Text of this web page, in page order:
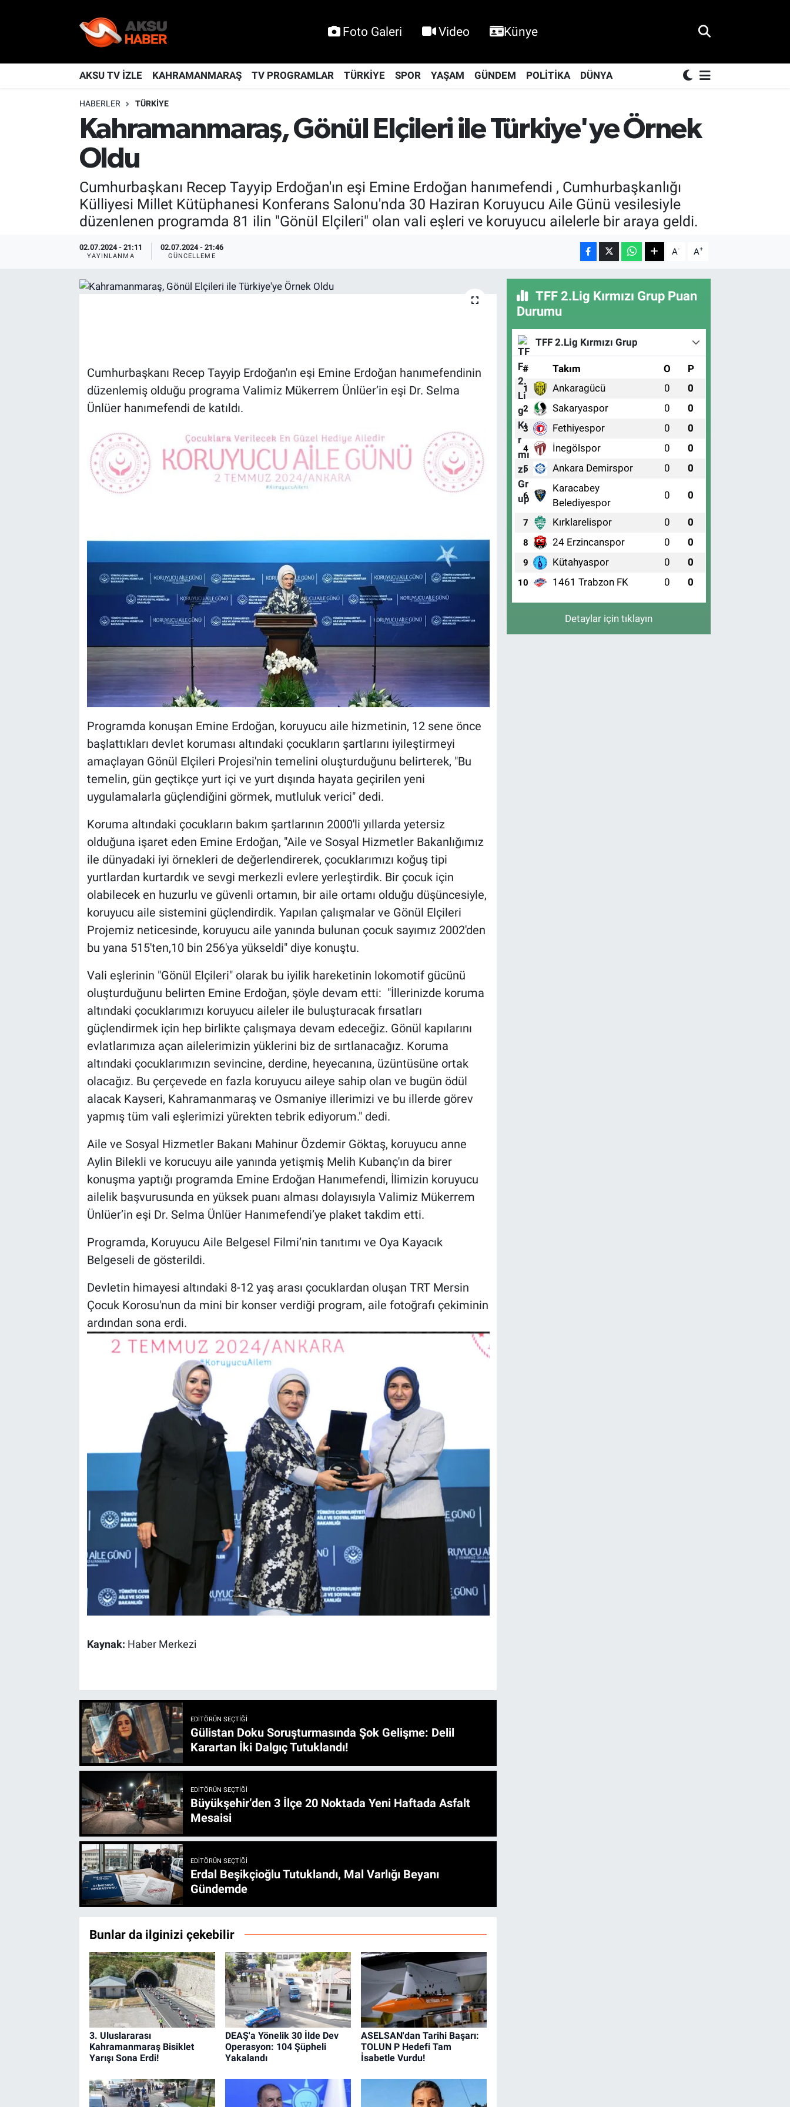
Foto Galeri Video Künye
AKSU TV İZLE KAHRAMANMARAŞ TV PROGRAMLAR TÜRKİYE SPOR YAŞAM GÜNDEM POLİTİKA DÜNYA
HABERLER TÜRKİYE
Kahramanmaraş, Gönül Elçileri ile Türkiye'ye Örnek
Oldu
Cumhurbaşkanı Recep Tayyip Erdoğan'ın eşi Emine Erdoğan hanımefendi , Cumhurbaşkanlığı
Külliyesi Millet Kütüphanesi Konferans Salonu'nda 30 Haziran Koruyucu Aile Günü vesilesiyle
düzenlenen programda 81 ilin "Gönül Elçileri" olan vali eşleri ve koruyucu ailelerle bir araya geldi.
02.07.2024 - 21:11
YAYINLANMA
02.07.2024 - 21:46
GÜNCELLEME A- A+
Cumhurbaşkanı Recep Tayyip Erdoğan'ın eşi Emine Erdoğan hanımefendinin
düzenlemiş olduğu programa Valimiz Mükerrem Ünlüer’in eşi Dr. Selma
Ünlüer hanımefendi de katıldı.
Programda konuşan Emine Erdoğan, koruyucu aile hizmetinin, 12 sene önce
başlattıkları devlet koruması altındaki çocukların şartlarını iyileştirmeyi
amaçlayan Gönül Elçileri Projesi'nin temelini oluşturduğunu belirterek, "Bu
temelin, gün geçtikçe yurt içi ve yurt dışında hayata geçirilen yeni
uygulamalarla güçlendiğini görmek, mutluluk verici" dedi.
Koruma altındaki çocukların bakım şartlarının 2000'li yıllarda yetersiz
olduğuna işaret eden Emine Erdoğan, "Aile ve Sosyal Hizmetler Bakanlığımız
ile dünyadaki iyi örnekleri de değerlendirerek, çocuklarımızı koğuş tipi
yurtlardan kurtardık ve sevgi merkezli evlere yerleştirdik. Bir çocuk için
olabilecek en huzurlu ve güvenli ortamın, bir aile ortamı olduğu düşüncesiyle,
koruyucu aile sistemini güçlendirdik. Yapılan çalışmalar ve Gönül Elçileri
Projemiz neticesinde, koruyucu aile yanında bulunan çocuk sayımız 2002'den
bu yana 515'ten,10 bin 256'ya yükseldi" diye konuştu.
Vali eşlerinin "Gönül Elçileri" olarak bu iyilik hareketinin lokomotif gücünü
oluşturduğunu belirten Emine Erdoğan, şöyle devam etti: "İllerinizde koruma
altındaki çocuklarımızı koruyucu aileler ile buluşturacak fırsatları
güçlendirmek için hep birlikte çalışmaya devam edeceğiz. Gönül kapılarını
evlatlarımıza açan ailelerimizin yüklerini biz de sırtlanacağız. Koruma
altındaki çocuklarımızın sevincine, derdine, heyecanına, üzüntüsüne ortak
olacağız. Bu çerçevede en fazla koruyucu aileye sahip olan ve bugün ödül
alacak Kayseri, Kahramanmaraş ve Osmaniye illerimizi ve bu illerde görev
yapmış tüm vali eşlerimizi yürekten tebrik ediyorum." dedi.
Aile ve Sosyal Hizmetler Bakanı Mahinur Özdemir Göktaş, koruyucu anne
Aylin Bilekli ve korucuyu aile yanında yetişmiş Melih Kubanç'ın da birer
konuşma yaptığı programda Emine Erdoğan Hanımefendi, İlimizin koruyucu
ailelik başvurusunda en yüksek puanı alması dolayısıyla Valimiz Mükerrem
Ünlüer’in eşi Dr. Selma Ünlüer Hanımefendi’ye plaket takdim etti.
Programda, Koruyucu Aile Belgesel Filmi’nin tanıtımı ve Oya Kayacık
Belgeseli de gösterildi.
Devletin himayesi altındaki 8-12 yaş arası çocuklardan oluşan TRT Mersin
Çocuk Korosu'nun da mini bir konser verdiği program, aile fotoğrafı çekiminin
ardından sona erdi.
Kaynak: Haber Merkezi
EDITÖRÜN SEÇTIĞI
Gülistan Doku Soruşturmasında Şok Gelişme: Delil
Karartan İki Dalgıç Tutuklandı!
EDITÖRÜN SEÇTIĞI
Büyükşehir’den 3 İlçe 20 Noktada Yeni Haftada Asfalt
Mesaisi
EDITÖRÜN SEÇTIĞI
Erdal Beşikçioğlu Tutuklandı, Mal Varlığı Beyanı
Gündemde
Bunlar da ilginizi çekebilir
3. Uluslararası
Kahramanmaraş Bisiklet
Yarışı Sona Erdi!
DEAŞ'a Yönelik 30 İlde Dev
Operasyon: 104 Şüpheli
Yakalandı
ASELSAN'dan Tarihi Başarı:
TOLUN P Hedefi Tam
İsabetle Vurdu!
TFF 2.Lig Kırmızı Grup Puan
Durumu
TFF 2.Lig Kırmızı Grup
# Takım O P
1 Ankaragücü 0 0
2 Sakaryaspor 0 0
3 Fethiyespor 0 0
4 İnegölspor 0 0
5 Ankara Demirspor 0 0
6
Karacabey
Belediyespor
0 0
7 Kırklarelispor 0 0
8 24 Erzincanspor 0 0
9 Kütahyaspor 0 0
10 1461 Trabzon FK 0 0
Detaylar için tıklayın
KAHRAMANMARAŞ
Nöbetçi Eczaneler
Hava Durumu
Kahramanmaraş Namaz Vakitleri
Trafik Durumu
TFF 2.Lig Kırmızı Grup Puan Durumu ve Fikstür
Tüm Manşetler
Son Dakika Haberleri
Haber Arşivi